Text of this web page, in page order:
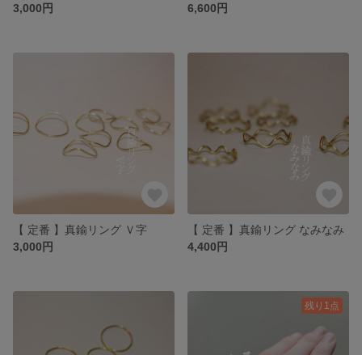
3,000円
6,600円
【 定番 】真鍮リング Ｖ字
3,000円
【 定番 】真鍮リング なみなみ
4,400円
残り1点